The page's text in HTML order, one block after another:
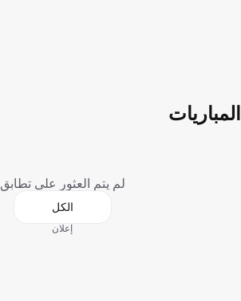
المباريات
لم يتم العثور على تطابق
الكل
إعلان